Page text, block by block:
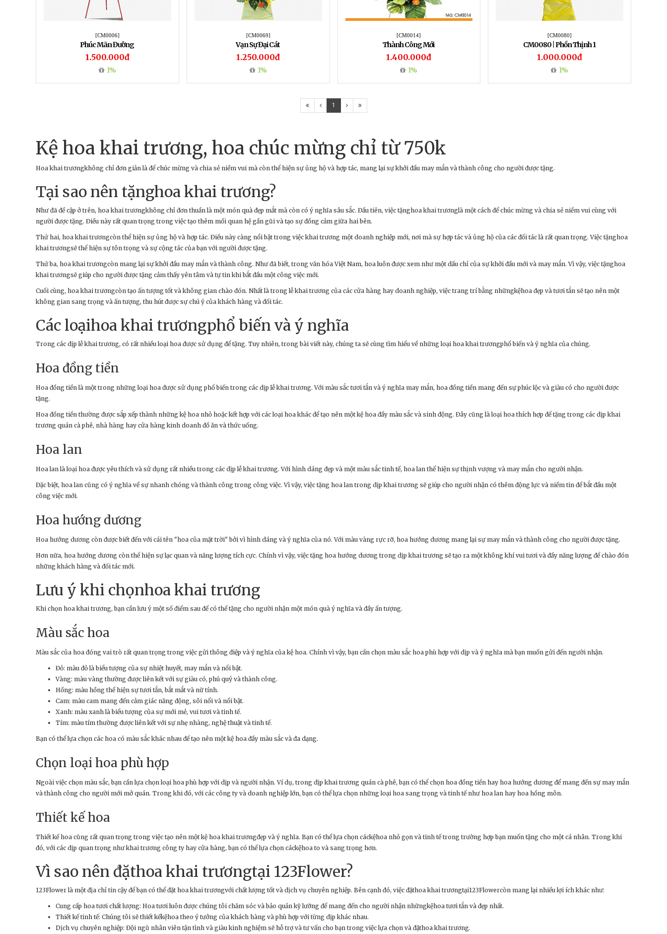
[CM0006]
Phúc Mãn Đường
1.500.000đ
1%
[CM0069]
Vạn Sự Đại Cát
1.250.000đ
1%
[CM0014]
Thành Công Mới
1.400.000đ
1%
[CM0080]
CM0080 | Phồn Thịnh 1
1.000.000đ
1%
1
Kệ hoa khai trương, hoa chúc mừng chỉ từ 750k
Hoa khai trươngkhông chỉ đơn giản là để chúc mừng và chia sẻ niềm vui mà còn thể hiện sự ủng hộ và hợp tác, mang lại sự khởi đầu may mắn và thành công cho người được tặng.
Tại sao nên tặnghoa khai trương?
Như đã đề cập ở trên, hoa khai trươngkhông chỉ đơn thuần là một món quà đẹp mắt mà còn có ý nghĩa sâu sắc. Đầu tiên, việc tặnghoa khai trươnglà một cách để chúc mừng và chia sẻ niềm vui cùng với
người được tặng. Điều này rất quan trọng trong việc tạo thêm mối quan hệ gần gũi và tạo sự đồng cảm giữa hai bên.
Thứ hai, hoa khai trươngcòn thể hiện sự ủng hộ và hợp tác. Điều này càng nổi bật trong việc khai trương một doanh nghiệp mới, nơi mà sự hợp tác và ủng hộ của các đối tác là rất quan trọng. Việc tặnghoa
khai trươngsẽ thể hiện sự tôn trọng và sự cộng tác của bạn với người được tặng.
Thứ ba, hoa khai trươngcòn mang lại sự khởi đầu may mắn và thành công. Như đã biết, trong văn hóa Việt Nam, hoa luôn được xem như một dấu chỉ của sự khởi đầu mới và may mắn. Vì vậy, việc tặnghoa
khai trươngsẽ giúp cho người được tặng cảm thấy yên tâm và tự tin khi bắt đầu một công việc mới.
Cuối cùng, hoa khai trươngcòn tạo ấn tượng tốt và không gian chào đón. Nhất là trong lễ khai trương của các cửa hàng hay doanh nghiệp, việc trang trí bằng nhữngkệhoa đẹp và tươi tắn sẽ tạo nên một
không gian sang trọng và ấn tượng, thu hút được sự chú ý của khách hàng và đối tác.
Các loạihoa khai trươngphổ biến và ý nghĩa
Trong các dịp lễ khai trương, có rất nhiều loại hoa được sử dụng để tặng. Tuy nhiên, trong bài viết này, chúng ta sẽ cùng tìm hiểu về những loại hoa khai trươngphổ biến và ý nghĩa của chúng.
Hoa đồng tiền
Hoa đồng tiền là một trong những loại hoa được sử dụng phổ biến trong các dịp lễ khai trương. Với màu sắc tươi tắn và ý nghĩa may mắn, hoa đồng tiền mang đến sự phúc lộc và giàu có cho người được
tặng.
Hoa đồng tiền thường được sắp xếp thành những kệ hoa nhỏ hoặc kết hợp với các loại hoa khác để tạo nên một kệ hoa đầy màu sắc và sinh động. Đây cũng là loại hoa thích hợp để tặng trong các dịp khai
trương quán cà phê, nhà hàng hay cửa hàng kinh doanh đồ ăn và thức uống.
Hoa lan
Hoa lan là loại hoa được yêu thích và sử dụng rất nhiều trong các dịp lễ khai trương. Với hình dáng đẹp và một màu sắc tinh tế, hoa lan thể hiện sự thịnh vượng và may mắn cho người nhận.
Đặc biệt, hoa lan cũng có ý nghĩa về sự nhanh chóng và thành công trong công việc. Vì vậy, việc tặng hoa lan trong dịp khai trương sẽ giúp cho người nhận có thêm động lực và niềm tin để bắt đầu một
công việc mới.
Hoa hướng dương
Hoa hướng dương còn được biết đến với cái tên "hoa của mặt trời" bởi vì hình dáng và ý nghĩa của nó. Với màu vàng rực rỡ, hoa hướng dương mang lại sự may mắn và thành công cho người được tặng.
Hơn nữa, hoa hướng dương còn thể hiện sự lạc quan và năng lượng tích cực. Chính vì vậy, việc tặng hoa hướng dương trong dịp khai trương sẽ tạo ra một không khí vui tươi và đầy năng lượng để chào đón
những khách hàng và đối tác mới.
Lưu ý khi chọnhoa khai trương
Khi chọn hoa khai trương, bạn cần lưu ý một số điểm sau để có thể tặng cho người nhận một món quà ý nghĩa và đầy ấn tượng.
Màu sắc hoa
Màu sắc của hoa đóng vai trò rất quan trọng trong việc gửi thông điệp và ý nghĩa của kệ hoa. Chính vì vậy, bạn cần chọn màu sắc hoa phù hợp với dịp và ý nghĩa mà bạn muốn gửi đến người nhận.
Đỏ: màu đỏ là biểu tượng của sự nhiệt huyết, may mắn và nổi bật.
Vàng: màu vàng thường được liên kết với sự giàu có, phú quý và thành công.
Hồng: màu hồng thể hiện sự tươi tắn, bắt mắt và nữ tính.
Cam: màu cam mang đến cảm giác năng động, sôi nổi và nổi bật.
Xanh: màu xanh là biểu tượng của sự mới mẻ, vui tươi và tinh tế.
Tím: màu tím thường được liên kết với sự nhẹ nhàng, nghệ thuật và tinh tế.
Bạn có thể lựa chọn các hoa có màu sắc khác nhau để tạo nên một kệ hoa đầy màu sắc và đa dạng.
Chọn loại hoa phù hợp
Ngoài việc chọn màu sắc, bạn cần lựa chọn loại hoa phù hợp với dịp và người nhận. Ví dụ, trong dịp khai trương quán cà phê, bạn có thể chọn hoa đồng tiền hay hoa hướng dương để mang đến sự may mắn
và thành công cho người mới mở quán. Trong khi đó, với các công ty và doanh nghiệp lớn, bạn có thể lựa chọn những loại hoa sang trọng và tinh tế như hoa lan hay hoa hồng môn.
Thiết kế hoa
Thiết kế hoa cũng rất quan trọng trong việc tạo nên một kệ hoa khai trươngđẹp và ý nghĩa. Bạn có thể lựa chọn cáckệhoa nhỏ gọn và tinh tế trong trường hợp bạn muốn tặng cho một cá nhân. Trong khi
đó, với các dịp quan trọng như khai trương công ty hay cửa hàng, bạn có thể lựa chọn cáckệhoa to và sang trọng hơn.
Vì sao nên đặthoa khai trươngtại 123Flower?
123Flower là một địa chỉ tin cậy để bạn có thể đặt hoa khai trươngvới chất lượng tốt và dịch vụ chuyên nghiệp. Bên cạnh đó, việc đặthoa khai trươngtại123Flowercòn mang lại nhiều lợi ích khác như:
Cung cấp hoa tươi chất lượng: Hoa tươi luôn được chúng tôi chăm sóc và bảo quản kỹ lưỡng để mang đến cho người nhận nhữngkệhoa tươi tắn và đẹp nhất.
Thiết kế tinh tế: Chúng tôi sẽ thiết kếkệhoa theo ý tưởng của khách hàng và phù hợp với từng dịp khác nhau.
Dịch vụ chuyên nghiệp: Đội ngũ nhân viên tận tình và giàu kinh nghiệm sẽ hỗ trợ và tư vấn cho bạn trong việc lựa chọn và đặthoa khai trương.